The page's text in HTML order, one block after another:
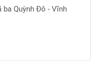
ba Quỳnh Đô - Vĩnh